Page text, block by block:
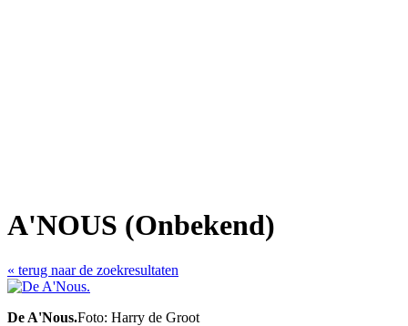
A'NOUS (Onbekend)
« terug naar de zoekresultaten
De A'Nous.Foto: Harry de Groot